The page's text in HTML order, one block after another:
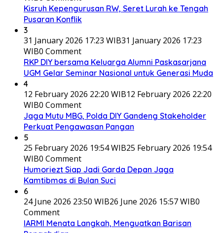
Kisruh Kepengurusan RW, Seret Lurah ke Tengah
Pusaran Konflik
3
31 January 2026 17:23 WIB31 January 2026 17:23
WIB0 Comment
RKP DIY bersama Keluarga Alumni Paskasarjana
UGM Gelar Seminar Nasional untuk Generasi Muda
4
12 February 2026 22:20 WIB12 February 2026 22:20
WIB0 Comment
Jaga Mutu MBG, Polda DIY Gandeng Stakeholder
Perkuat Pengawasan Pangan
5
25 February 2026 19:54 WIB25 February 2026 19:54
WIB0 Comment
Humoriezt Siap Jadi Garda Depan Jaga
Kamtibmas di Bulan Suci
6
24 June 2026 23:50 WIB26 June 2026 15:57 WIB0
Comment
IARMI Menata Langkah, Menguatkan Barisan